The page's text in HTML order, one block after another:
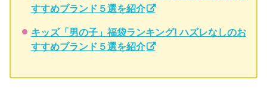
すすめブランド５選を紹介
キッズ「男の子」福袋ランキング! ハズレなしのお
すすめブランド５選を紹介